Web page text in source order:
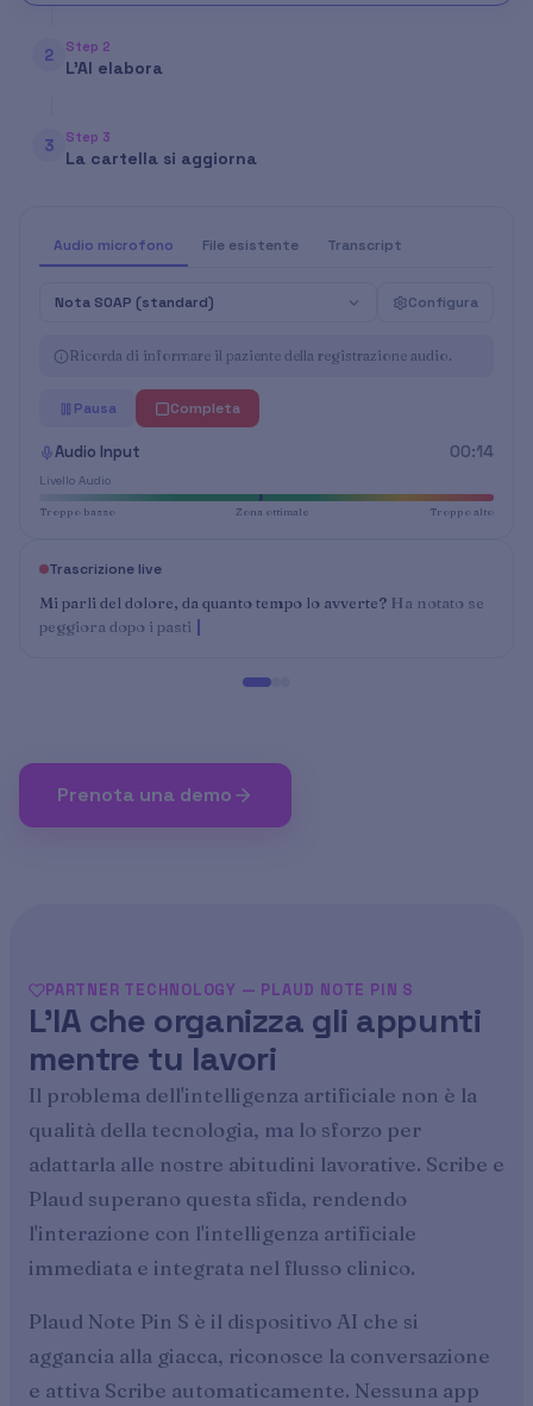
2 Step 2
L'AI elabora
3 Step 3
La cartella si aggiorna
Audio microfono File esistente Transcript
Nota SOAP (standard) Configura
Ricorda di informare il paziente della registrazione audio.
Pausa Completa
Audio Input 00:14
Livello Audio
Troppo basso Zona ottimale Troppo alto
Trascrizione live
Mi parli del dolore, da quanto tempo lo avverte? Ha notato se
peggiora dopo i pasti
Prenota una demo
PARTNER TECHNOLOGY — PLAUD NOTE PIN S
L'IA che organizza gli appunti
mentre tu lavori
Il problema dell'intelligenza artificiale non è la
qualità della tecnologia, ma lo sforzo per
adattarla alle nostre abitudini lavorative. Scribe e
Plaud superano questa sfida, rendendo
l'interazione con l'intelligenza artificiale
immediata e integrata nel flusso clinico.
Plaud Note Pin S è il dispositivo AI che si
aggancia alla giacca, riconosce la conversazione
e attiva Scribe automaticamente. Nessuna app